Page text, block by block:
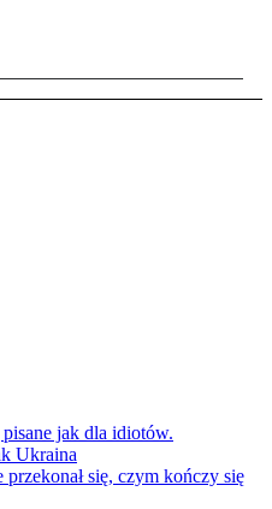
jak dla idiotów.
Ukraina
się, czym kończy się